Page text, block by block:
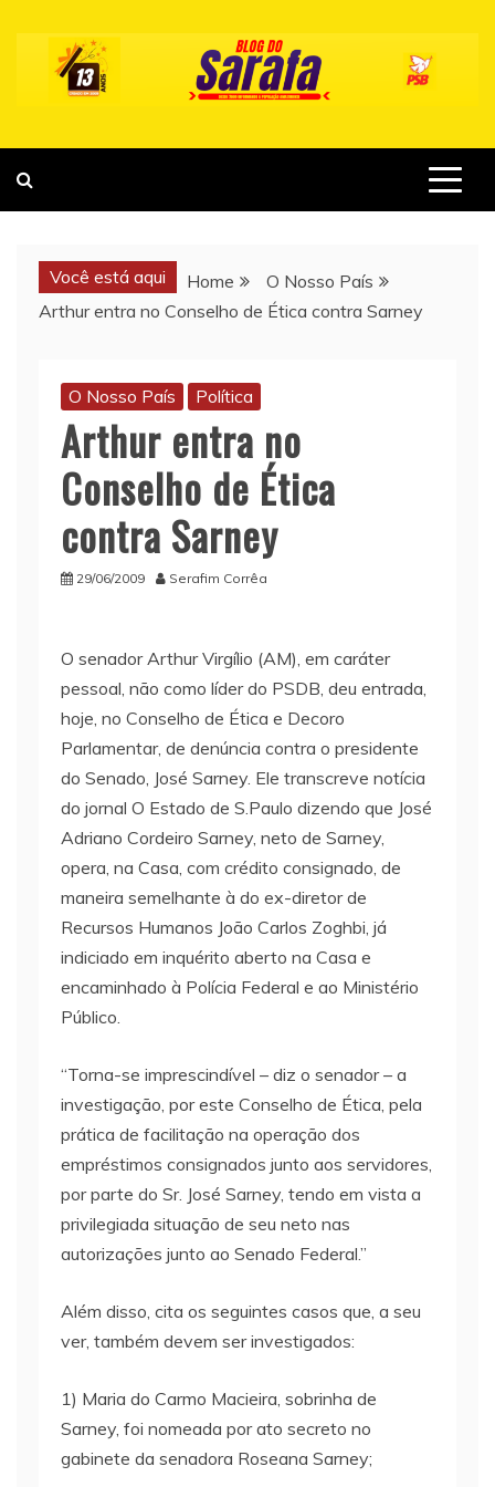
content
Você está aqui Home
O Nosso País
Arthur entra no Conselho de Ética contra Sarney
O Nosso País Política
Arthur entra no
Conselho de Ética
contra Sarney
29/06/2009 Serafim Corrêa
O senador Arthur Virgílio (AM), em caráter
pessoal, não como líder do PSDB, deu entrada,
hoje, no Conselho de Ética e Decoro
Parlamentar, de denúncia contra o presidente
do Senado, José Sarney. Ele transcreve notícia
do jornal O Estado de S.Paulo dizendo que José
Adriano Cordeiro Sarney, neto de Sarney,
opera, na Casa, com crédito consignado, de
maneira semelhante à do ex-diretor de
Recursos Humanos João Carlos Zoghbi, já
indiciado em inquérito aberto na Casa e
encaminhado à Polícia Federal e ao Ministério
Público.
“Torna-se imprescindível – diz o senador – a
investigação, por este Conselho de Ética, pela
prática de facilitação na operação dos
empréstimos consignados junto aos servidores,
por parte do Sr. José Sarney, tendo em vista a
privilegiada situação de seu neto nas
autorizações junto ao Senado Federal.”
Além disso, cita os seguintes casos que, a seu
ver, também devem ser investigados:
1) Maria do Carmo Macieira, sobrinha de
Sarney, foi nomeada por ato secreto no
gabinete da senadora Roseana Sarney;